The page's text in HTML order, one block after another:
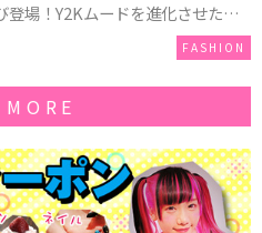
登場！Y2Kムードを進化させた新
発売♪
FASHION